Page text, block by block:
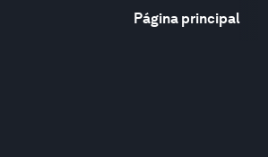
Página principal